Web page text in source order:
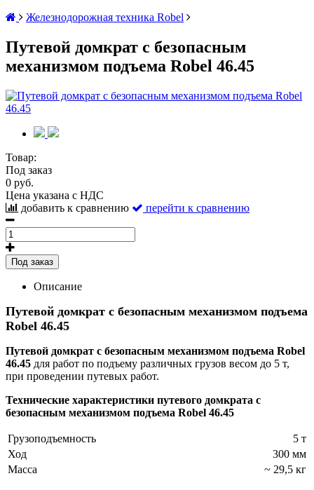
Железнодорожная техника Robel
Путевой домкрат с безопасным
механизмом подъема Robel 46.45
Товар:
Под заказ
0 руб.
Цена указана с НДС
добавить к сравнению
перейти к сравнению
Под заказ
Описание
Путевой домкрат с безопасным механизмом подъема
Robel 46.45
Путевой домкрат с безопасным механизмом подъема Robel
46.45 для работ по подъему различных грузов весом до 5 т,
при проведении путевых работ.
Технические характеристики путевого домкрата с
безопасным механизмом подъема Robel 46.45
Грузоподъемность
5 т
Ход
300 мм
Масса
~ 29,5 кг